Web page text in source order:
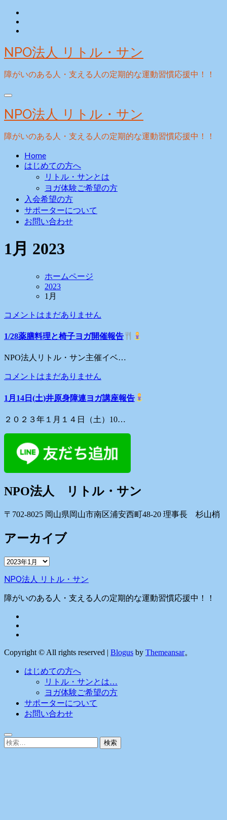
Skip
content
NPO法人 リトル・サン
障がいのある人・支える人の定期的な運動習慣応援中！！
NPO法人 リトル・サン
障がいのある人・支える人の定期的な運動習慣応援中！！
Home
はじめての方へ
リトル・サンとは
ヨガ体験ご希望の方
入会希望の方
サポーターについて
お問い合わせ
1月 2023
ホームページ
2023
1月
コメントはまだありません
1/28薬膳料理と椅子ヨガ開催報告
NPO法人リトル・サン主催イベ…
コメントはまだありません
1月14日(土)井原身障連ヨガ講座報告
２０２３年１月１４日（土）10…
NPO法人 リトル・サン
〒702-8025 岡山県岡山市南区浦安西町48-20 理事長 杉山梢
アーカイブ
ア
カ
イ
ブ
NPO法人 リトル・サン
障がいのある人・支える人の定期的な運動習慣応援中！！
Copyright © All rights reserved | Blogus by Themeansar。
はじめての方へ
リトル・サンとは…
ヨガ体験ご希望の方
サポーターについて
お問い合わせ
検